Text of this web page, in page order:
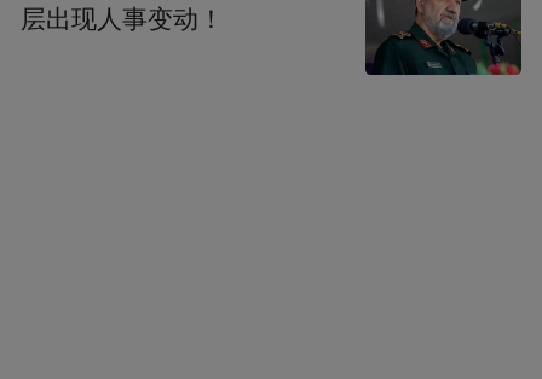
层出现人事变动！